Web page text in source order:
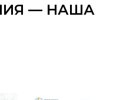
— НАША